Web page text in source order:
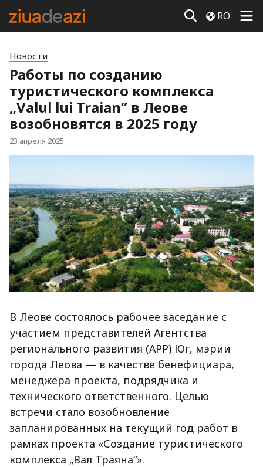
RO
Новости
Работы по созданию
туристического комплекса
„Valul lui Traian” в Леове
возобновятся в 2025 году
23 апреля 2025
В Леове состоялось рабочее заседание с
участием представителей Агентства
регионального развития (АРР) Юг, мэрии
города Леова — в качестве бенефициара,
менеджера проекта, подрядчика и
технического ответственного. Целью
встречи стало возобновление
запланированных на текущий год работ в
рамках проекта «Создание туристического
комплекса „Вал Траяна“».